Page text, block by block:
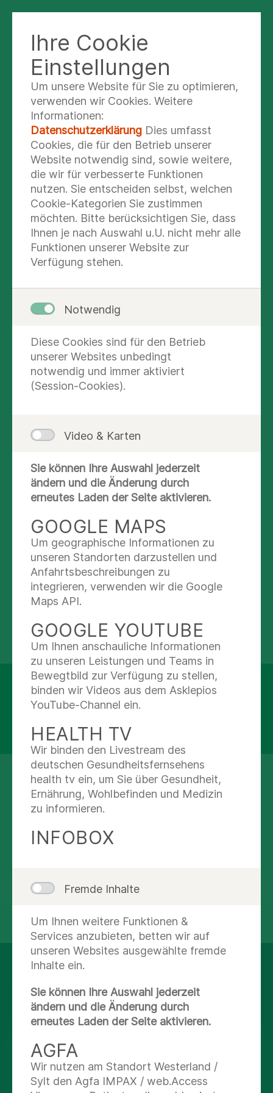
Nina Grunert-
Zimmermann
Leitung Therapie
KONTAKT UND AUSKUNFT
(06174)90-6074
Abteilungen
Ergotherapie & Sprachtherapie
Asklepios Neurologische Klinik
Falkenstein
61462 Königstein-Falkenstein
+49 6174 9060 00
Nachricht schreiben
teilen tweet
AUF DEM LAUFENDEN
BLEIBEN
X
Ihre Cookie
Einstellungen
Um unsere Website für Sie zu optimieren,
verwenden wir Cookies. Weitere
Informationen:
Datenschutzerklärung Dies umfasst
Cookies, die für den Betrieb unserer
Website notwendig sind, sowie weitere,
die wir für verbesserte Funktionen
nutzen. Sie entscheiden selbst, welchen
Cookie-Kategorien Sie zustimmen
möchten. Bitte berücksichtigen Sie, dass
Ihnen je nach Auswahl u.U. nicht mehr alle
Funktionen unserer Website zur
Verfügung stehen.
Notwendig
Diese Cookies sind für den Betrieb
unserer Websites unbedingt
notwendig und immer aktiviert
(Session-Cookies).
Video & Karten
Sie können Ihre Auswahl jederzeit
ändern und die Änderung durch
erneutes Laden der Seite aktivieren.
GOOGLE MAPS
Um geographische Informationen zu
unseren Standorten darzustellen und
Anfahrtsbeschreibungen zu
integrieren, verwenden wir die Google
Maps API.
GOOGLE YOUTUBE
Um Ihnen anschauliche Informationen
zu unseren Leistungen und Teams in
Bewegtbild zur Verfügung zu stellen,
binden wir Videos aus dem Asklepios
YouTube-Channel ein.
HEALTH TV
Wir binden den Livestream des
deutschen Gesundheitsfernsehens
health tv ein, um Sie über Gesundheit,
Ernährung, Wohlbefinden und Medizin
zu informieren.
INFOBOX
Fremde Inhalte
Um Ihnen weitere Funktionen &
Services anzubieten, betten wir auf
unseren Websites ausgewählte fremde
Inhalte ein.
Sie können Ihre Auswahl jederzeit
ändern und die Änderung durch
erneutes Laden der Seite aktivieren.
AGFA
Wir nutzen am Standort Westerland /
Sylt den Agfa IMPAX / web.Access